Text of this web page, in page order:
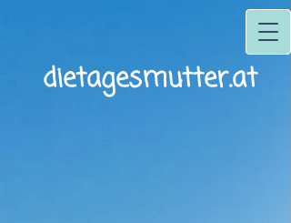
dietagesmutter.at